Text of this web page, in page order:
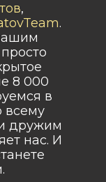
,
.
8 000
в
всему
дружим
нас. И